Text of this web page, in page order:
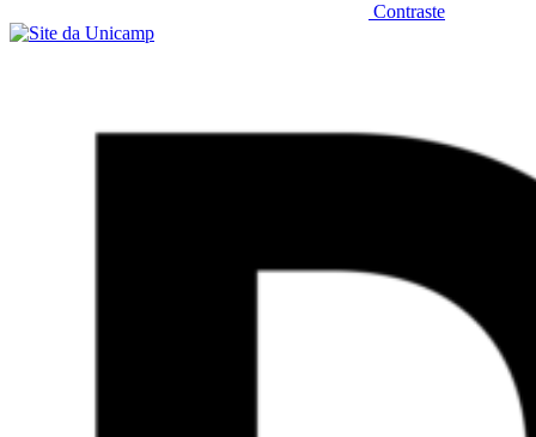
Contraste